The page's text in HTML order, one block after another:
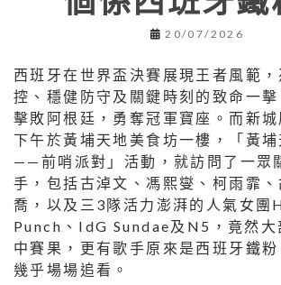
20/07/2026
西班牙在世界盃決賽展現王者風範
控、穩健防守及關鍵時刻的致命一
擊敗阿根廷，勇奪冠軍寶座。而新城
下午於黃埔天地美食坊一樓，「黃
——前哨派對」活動，就訪問了一眾
手，包括古淖文、馮熙燮、柯雨霏
喬，以及三3隊活力澎湃的人氣女團
Punch、IdG Sundae及N5，竟然大
中賽果，更有歌手原來是西班牙鐵
幾乎場場追看。